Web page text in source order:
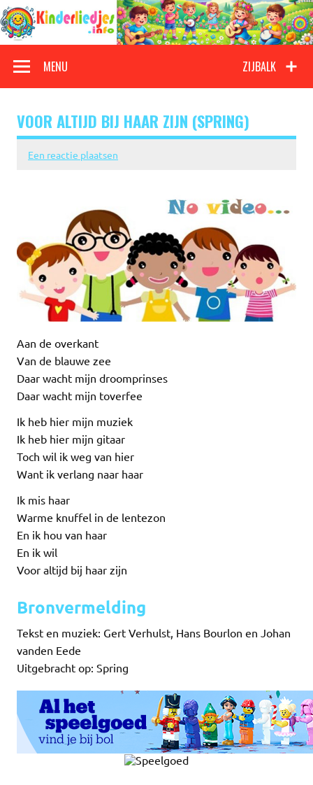
Doorgaan
naar
inhoud
Kinderliedjes
ZIJBALK
MENU
VOOR ALTIJD BIJ HAAR ZIJN (SPRING)
Een reactie plaatsen
Aan de overkant
Van de blauwe zee
Daar wacht mijn droomprinses
Daar wacht mijn toverfee
Ik heb hier mijn muziek
Ik heb hier mijn gitaar
Toch wil ik weg van hier
Want ik verlang naar haar
Ik mis haar
Warme knuffel in de lentezon
En ik hou van haar
En ik wil
Voor altijd bij haar zijn
Bronvermelding
Tekst en muziek: Gert Verhulst, Hans Bourlon en Johan
vanden Eede
Uitgebracht op: Spring